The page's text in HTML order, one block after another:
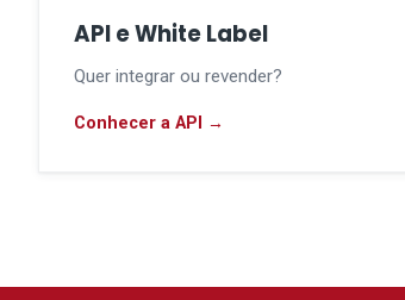
API e White Label
Quer integrar ou revender?
Conhecer a API →